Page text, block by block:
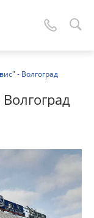
- Волгоград